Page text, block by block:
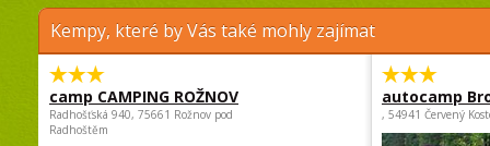
Kempy, které by Vás také mohly zajímat
camp CAMPING ROŽNOV
Radhošťská 940, 75661 Rožnov pod
Radhoštěm
autocamp
, 54941 Červený